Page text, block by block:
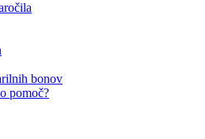
bonov
pomoč?